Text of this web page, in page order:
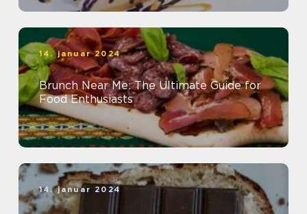
14. januar 2024
Brunch Near Me: The Ultimate Guide for
Food Enthusiasts
14. januar 2024